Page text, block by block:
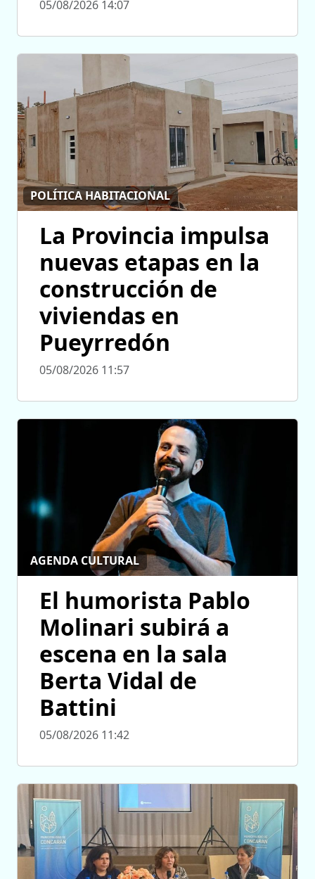
05/08/2026 14:07
POLÍTICA HABITACIONAL
La Provincia impulsa
nuevas etapas en la
construcción de
viviendas en
Pueyrredón
05/08/2026 11:57
AGENDA CULTURAL
El humorista Pablo
Molinari subirá a
escena en la sala
Berta Vidal de
Battini
05/08/2026 11:42